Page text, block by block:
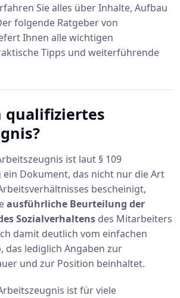
Sie alles über Inhalte, Aufbau
folgende Ratgeber von
Ihnen alle wichtigen
Tipps und weiterführende
qualifiziertes
ist laut § 109
Dokument, das nicht nur die Art
bescheinigt,
ausführliche Beurteilung der
Sozialverhaltens des Mitarbeiters
damit deutlich vom einfachen
das lediglich Angaben zur
und zur Position beinhaltet.
ist für viele